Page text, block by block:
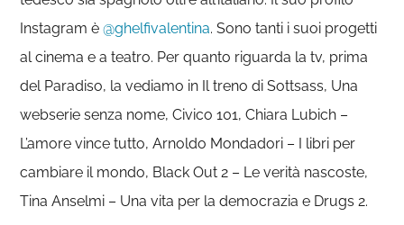
Instagram è@ghelfivalentina. Sono tanti i suoi progetti
al cinema e a teatro. Per quanto riguarda la tv, prima
del Paradiso, la vediamo in Il treno di Sottsass, Una
webserie senza nome, Civico 101, Chiara Lubich –
L’amore vince tutto, Arnoldo Mondadori – I libri per
cambiare il mondo, Black Out 2 – Le verità nascoste,
Tina Anselmi – Una vita per la democrazia e Drugs 2.